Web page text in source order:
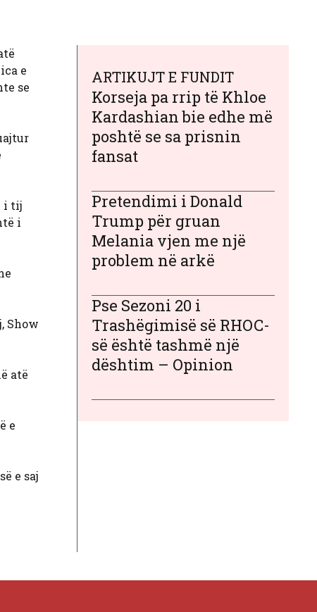
e
se
i tij
i
Show
atë
e
e saj
ARTIKUJT E FUNDIT
Korseja pa rrip të Khloe
Kardashian bie edhe më
poshtë se sa prisnin
fansat
Pretendimi i Donald
Trump për gruan
Melania vjen me një
problem në arkë
Pse Sezoni 20 i
Trashëgimisë së RHOC-
së është tashmë një
dështim – Opinion